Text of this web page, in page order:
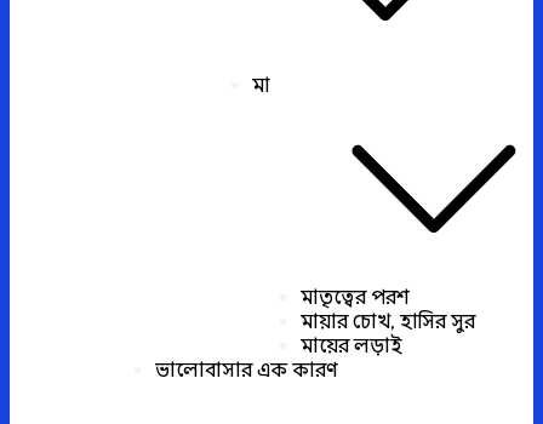
মা
মাতৃত্বের পরশ
মায়ার চোখ, হাসির সুর
মায়ের লড়াই
ভালোবাসার এক কারণ